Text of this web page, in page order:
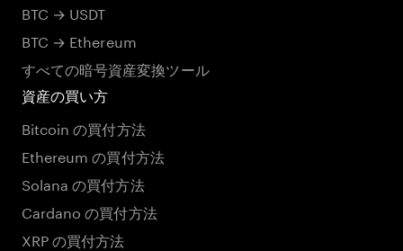
BTC → USDT
BTC → Ethereum
すべての暗号資産変換ツール
資産の買い方
Bitcoin の買付方法
Ethereum の買付方法
Solana の買付方法
Cardano の買付方法
XRP の買付方法